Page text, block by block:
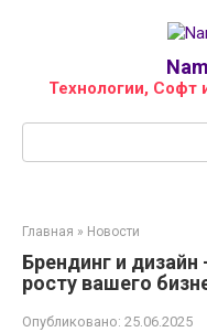
Технологии,
Главная » Новости
Брендинг и
росту вашего
Опубликовано: 25.06.2025